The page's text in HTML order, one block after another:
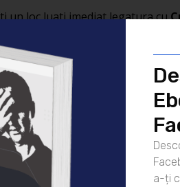
un loc luati imediat legatura cu
08/08/2012 Noutati
a-ți